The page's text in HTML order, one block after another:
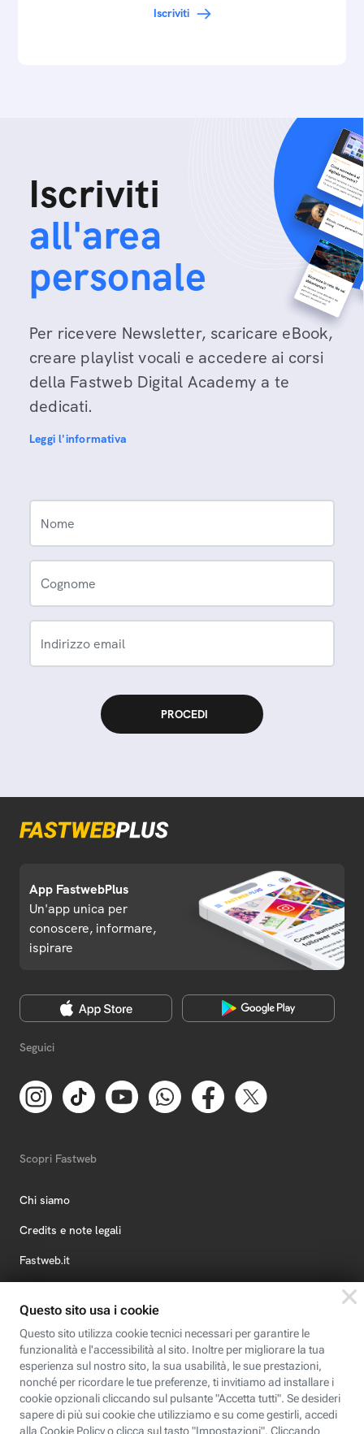
Iscriviti
Iscriviti
all'area
personale
Per ricevere Newsletter, scaricare eBook,
creare playlist vocali e accedere ai corsi
della Fastweb Digital Academy a te
dedicati.
Leggi l'informativa
Nome
Cognome
Indirizzo email
App FastwebPlus
Un'app unica per
conoscere, informare,
ispirare
Seguici
Scopri Fastweb
Chi siamo
Credits e note legali
Fastweb.it
Fastweb Digital Academy
STEP FuturAbility District